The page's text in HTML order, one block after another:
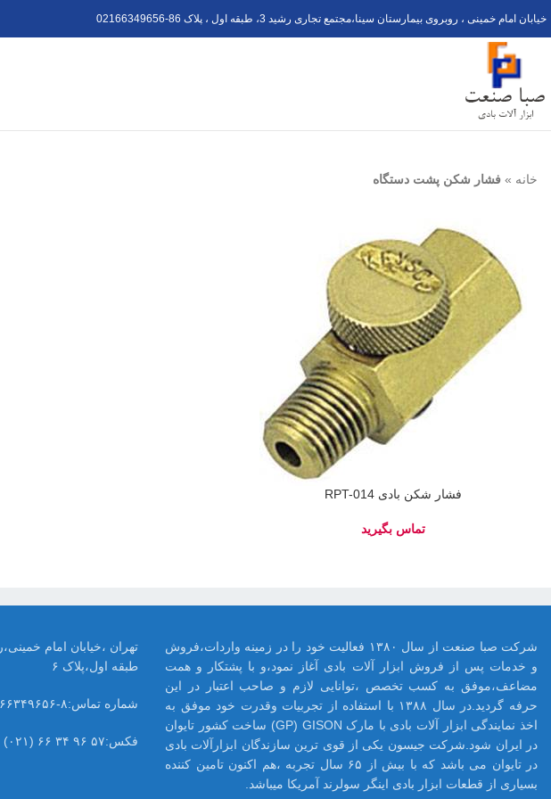
خیابان امام خمینی ، روبروی بیمارستان سینا،مجتمع تجاری رشید 3، طبقه اول ، پلاک 6 02166349656-8
خانه » فشار شکن پشت دستگاه
فشار شکن بادی RPT-014
طبقه اول،پلاک ۶
شماره تماس:۸-۶۶۳۴۹۶۵۶ ( ۰۲۱)
فکس:۵۷ ۹۶ ۳۴ ۶۶ (۰۲۱)
شرکت صبا صنعت از سال ۱۳۸۰ فعالیت خود را در زمینه واردات،فروش
و خدمات پس از فروش ابزار آلات بادی آغاز نمود،و با پشتکار و همت
مضاعف،موفق به کسب تخصص ،توانایی لازم و صاحب اعتبار در این
حرفه گردید.در سال ۱۳۸۸ با استفاده از تجربیات وقدرت خود موفق به
اخذ نمایندگی ابزار آلات بادی با مارک GP) GISON) ساخت کشور تایوان
در ایران شود.شرکت جیسون یکی از قوی ترین سازندگان ابزارآلات بادی
در تایوان می باشد که با بیش از ۶۵ سال تجربه ،هم اکنون تامین کننده
بسیاری از قطعات ابزار بادی اینگر سولرند آمریکا میباشد.